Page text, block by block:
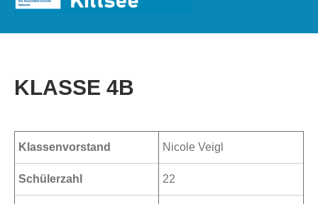
KLASSE 4B
Klassenvorstand Nicole Veigl
Schülerzahl 22